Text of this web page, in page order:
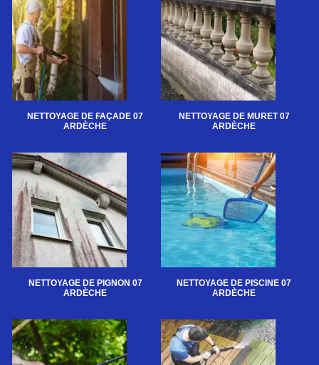
NETTOYAGE DE FAÇADE 07
ARDÈCHE
NETTOYAGE DE MURET 07
ARDÈCHE
NETTOYAGE DE PIGNON 07
ARDÈCHE
NETTOYAGE DE PISCINE 07
ARDÈCHE